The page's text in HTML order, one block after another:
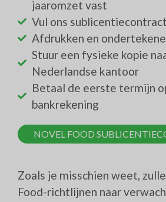
jaaromzet vast
Vul ons
Afdrukken en
Stuur een fysieke kopie
Nederlandse kantoor
Betaal de eerste termijn
bankrekening
NOVEL FOOD
Zoals je misschien weet,
Food-richtlijnen naar